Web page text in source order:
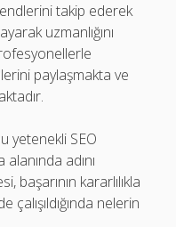
takip ederek
uzmanlığını
paylaşmakta ve
yetenekli SEO
adını
başarının kararlılıkla
nelerin